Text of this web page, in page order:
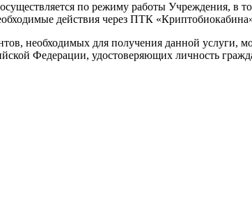
по режиму работы Учреждения, в
действия через ПТК
необходимых для получения данной услуги,
Федерации, удостоверяющих личность